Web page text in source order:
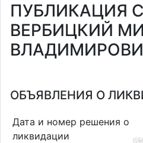
ПУБЛИКАЦИЯ
ВЕРБИЦКИЙ
ОБЪЯВЛЕНИЯ О
Дата и номер решения о
ликвидации